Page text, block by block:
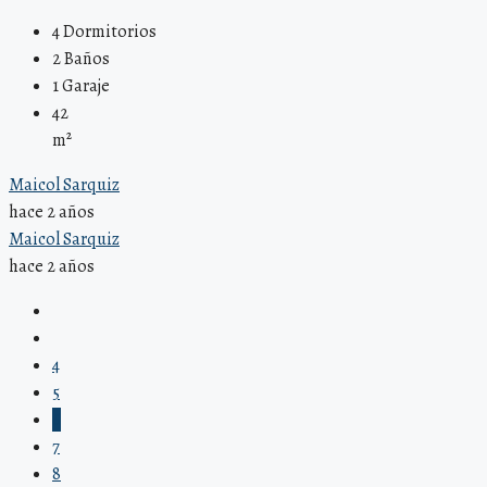
4Dormitorios
2Baños
1Garaje
42
m²
Maicol Sarquiz
hace 2 años
Maicol Sarquiz
hace 2 años
4
5
7
8